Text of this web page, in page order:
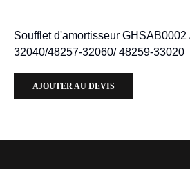
Soufflet d'amortisseur GHSAB0002
32040/48257-32060/ 48259-33020
AJOUTER AU DEVIS